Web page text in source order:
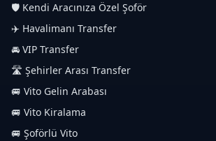
🛡️ Kendi Aracınıza Özel Şoför
✈️ Havalimanı Transfer
🚘 VIP Transfer
🛣️ Şehirler Arası Transfer
🚐 Vito Gelin Arabası
🚐 Vito Kiralama
🚐 Şoförlü Vito